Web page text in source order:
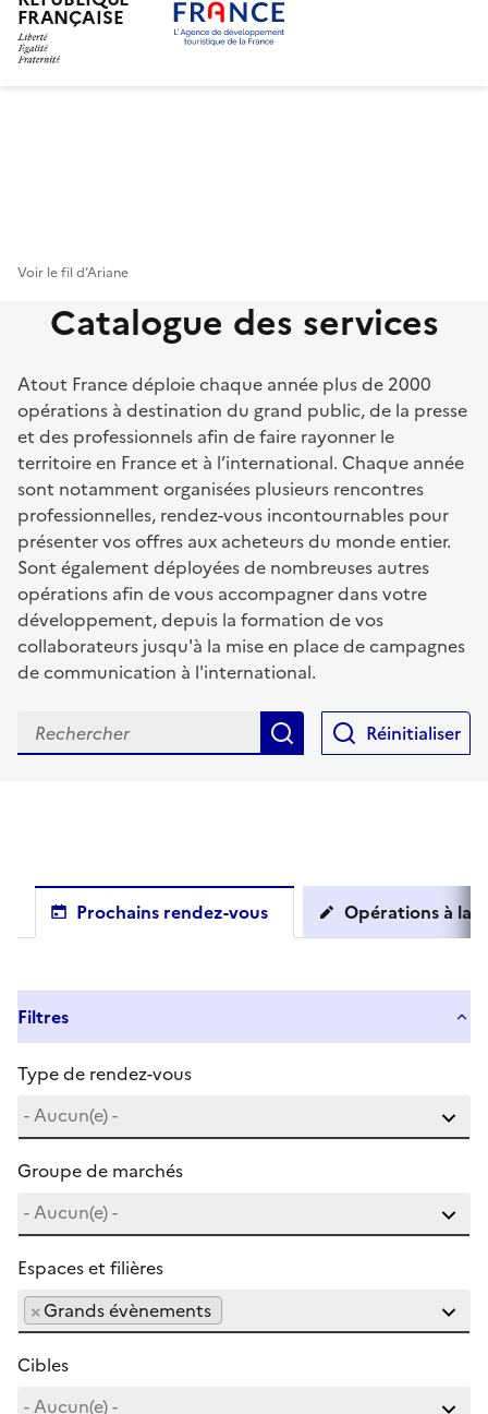
FRANÇAISE
Voir le fil d’Ariane
Catalogue des services
Atout France déploie chaque année plus de 2000
opérations à destination du grand public, de la presse
et des professionnels afin de faire rayonner le
territoire en France et à l’international. Chaque année
sont notamment organisées plusieurs rencontres
professionnelles, rendez-vous incontournables pour
présenter vos offres aux acheteurs du monde entier.
Sont également déployées de nombreuses autres
opérations afin de vous accompagner dans votre
développement, depuis la formation de vos
collaborateurs jusqu'à la mise en place de campagnes
de communication à l'international.
RechercherRéinitialiser
Prochains rendez-vous Opérations à la
Filtres
Type de rendez-vous
Groupe de marchés
Espaces et filières
×Grands évènements
Cibles